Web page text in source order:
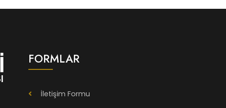
FORMLAR
İletişim Formu